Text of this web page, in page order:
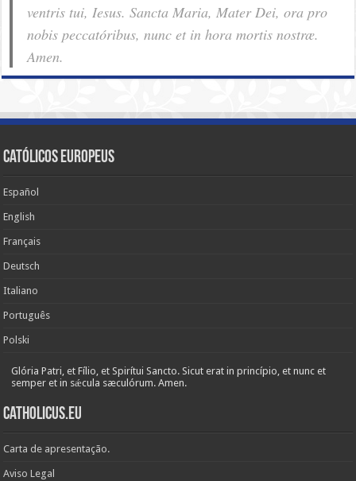
ventris tui, Iesus. Sancta Maria, Mater Dei, ora pro
nobis pec­ca­tóribus, nunc et in hora mortis nostræ.
Amen.
Católicos Europeus
Español
English
Français
Deutsch
Italiano
Português
Polski
Glória Patri, et Fílio, et Spirítui Sancto. Sicut erat in princípio, et nunc et
semper et in sǽcula sæculórum. Amen.
Catholicus.eu
Carta de apresentação.
Aviso Legal